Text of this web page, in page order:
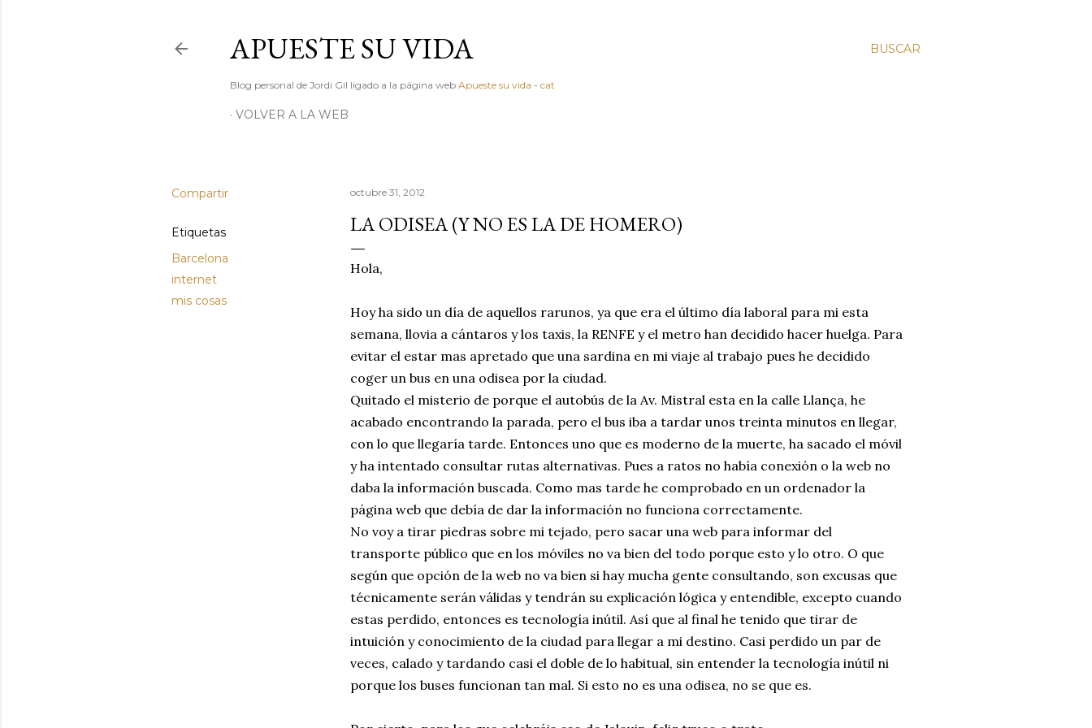
BUSCAR
APUESTE SU VIDA
Blog personal de Jordi Gil ligado a la página web Apueste su vida - cat
VOLVER A LA WEB
Compartir
Etiquetas
Barcelona
internet
mis cosas
octubre 31, 2012
LA ODISEA (Y NO ES LA DE HOMERO)
Hola,
Hoy ha sido un día de aquellos rarunos, ya que era el último día laboral para mi esta
semana, llovia a cántaros y los taxis, la RENFE y el metro han decidido hacer huelga. Para
evitar el estar mas apretado que una sardina en mi viaje al trabajo pues he decidido
coger un bus en una odisea por la ciudad.
Quitado el misterio de porque el autobús de la Av. Mistral esta en la calle Llança, he
acabado encontrando la parada, pero el bus iba a tardar unos treinta minutos en llegar,
con lo que llegaría tarde. Entonces uno que es moderno de la muerte, ha sacado el móvil
y ha intentado consultar rutas alternativas. Pues a ratos no había conexión o la web no
daba la información buscada. Como mas tarde he comprobado en un ordenador la
página web que debía de dar la información no funciona correctamente.
No voy a tirar piedras sobre mi tejado, pero sacar una web para informar del
transporte público que en los móviles no va bien del todo porque esto y lo otro. O que
según que opción de la web no va bien si hay mucha gente consultando, son excusas que
técnicamente serán válidas y tendrán su explicación lógica y entendible, excepto cuando
estas perdido, entonces es tecnología inútil. Así que al final he tenido que tirar de
intuición y conocimiento de la ciudad para llegar a mi destino. Casi perdido un par de
veces, calado y tardando casi el doble de lo habitual, sin entender la tecnología inútil ni
porque los buses funcionan tan mal. Si esto no es una odisea, no se que es.